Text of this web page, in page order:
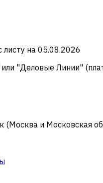
листу на 05.08.2026
"Деловые Линии"
(Москва и Московская